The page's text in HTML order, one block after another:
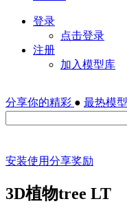
登录
点击登录
注册
加入模型库
分享你的精彩 ● 最热模型
安装使用分享奖励
3D植物tree LT